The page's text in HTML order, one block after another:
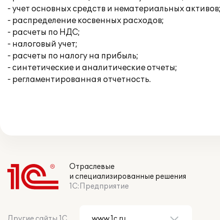
- учет основных средств и нематериальных
- распределение косвенных расходов;
- расчеты по НДС;
- налоговый учет;
- расчеты по налогу на прибыль;
- синтетические и аналитические отчеты;
- регламентированная отчетность.
Отраслевые
и специализированные решения
1С:Предприятие